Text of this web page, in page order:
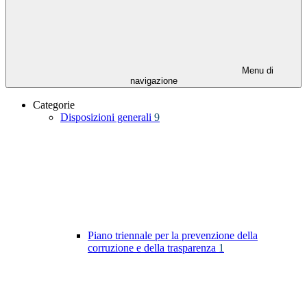
Menu di
navigazione
Categorie
Disposizioni generali 9
Piano triennale per la prevenzione della
corruzione e della trasparenza 1